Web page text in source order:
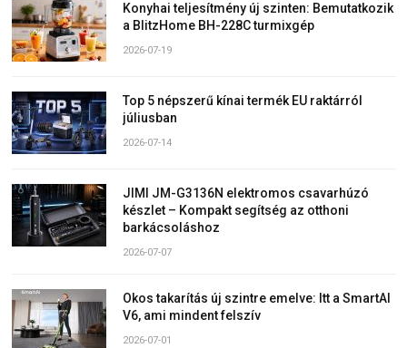
Konyhai teljesítmény új szinten: Bemutatkozik
a BlitzHome BH-228C turmixgép
2026-07-19
Top 5 népszerű kínai termék EU raktárról
júliusban
2026-07-14
JIMI JM-G3136N elektromos csavarhúzó
készlet – Kompakt segítség az otthoni
barkácsoláshoz
2026-07-07
Okos takarítás új szintre emelve: Itt a SmartAI
V6, ami mindent felszív
2026-07-01